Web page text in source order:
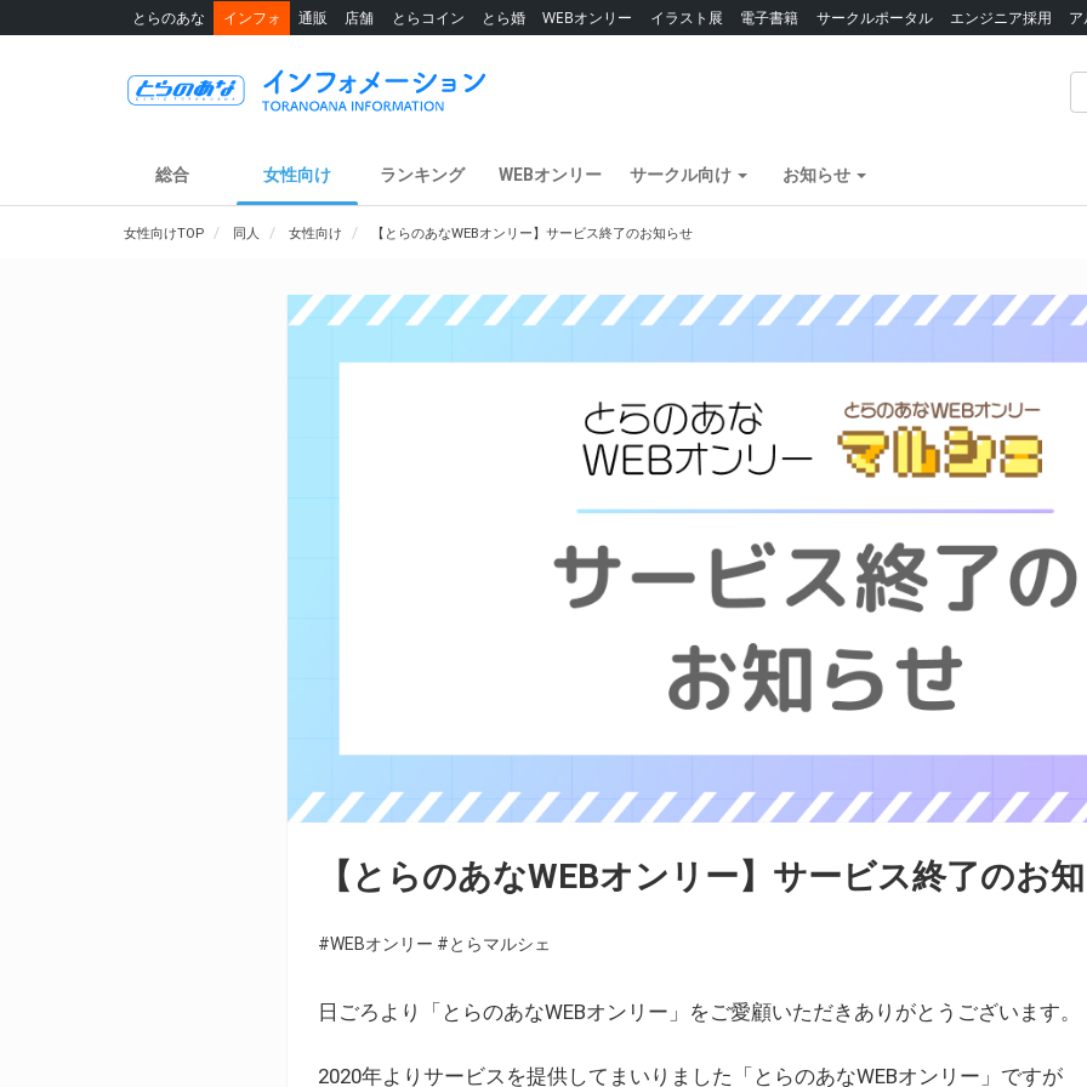
とらのあな インフォ 通販 店舗 とらコイン とら婚 WEBオンリー イラスト展 電子書籍 サークルポータル エンジニア採用
総合 女性向け ランキング WEBオンリー サークル向け お知らせ
女性向けTOP 同人 女性向け 【とらのあなWEBオンリー】サービス終了のお知らせ
【とらのあなWEBオンリー】サービス終了のお
#WEBオンリー #とらマルシェ
日ごろより「とらのあなWEBオンリー」をご愛顧いただきありがとうございます。
2020年よりサービスを提供してまいりました「とらのあなWEBオンリー」ですが